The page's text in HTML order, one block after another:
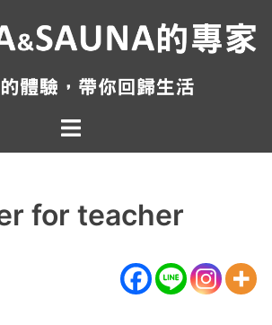
Toggle
menu
for teacher